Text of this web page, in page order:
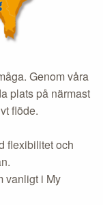
Genom våra
plats på närmast
flöde.
flexibilitet och
vanligt i My